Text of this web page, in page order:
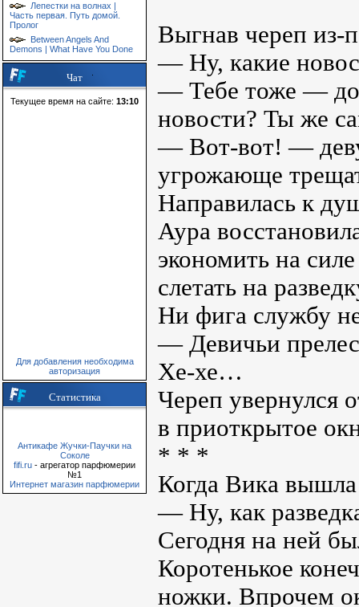
Лепестки на волнах |
Часть первая. Путь домой.
Пролог
Between Angels And
Demons | What Have You Done
Чат
Текущее время на сайте: 13:10
Для добавления необходима
авторизация
Статистика
Антикафе Жучки-Паучки на
Соколе
fifi.ru - агрегатор парфюмерии
№1
Интернет магазин парфюмерии
Выгнав череп из-
— Ну, какие
— Тебе тоже —
новости? Ты же
— Вот-вот! —
угрожающе
Направилась к
Аура
экономить на
слетать на
Ни фига службу
— Девичьи
Хе-хе…
Череп увернулся
в приоткрытое
* * *
Когда Вика
— Ну, как
Сегодня на ней
Коротенькое
ножки. Впрочем